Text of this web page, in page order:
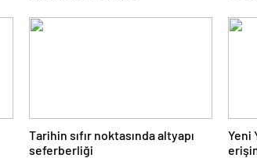
Tarihin sıfır noktasında altyapı
seferberliği
Yeni